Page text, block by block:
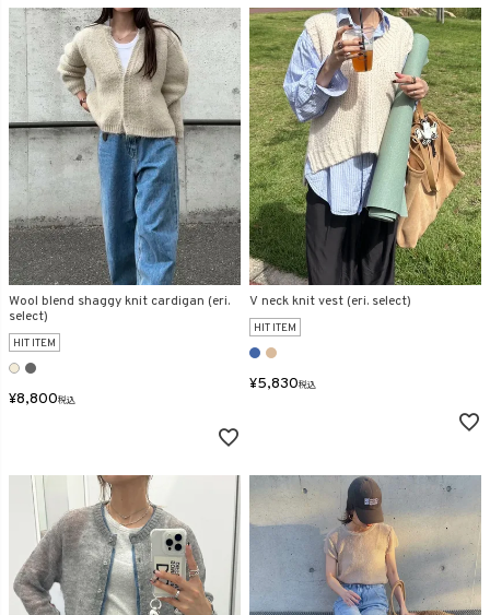
カラー
価格（税込）
〜
在庫なし商品
検索
Wool blend shaggy knit cardigan (eri.
select)
HIT ITEM
¥8,800税込
V neck knit vest (eri. select)
HIT ITEM
¥5,830税込